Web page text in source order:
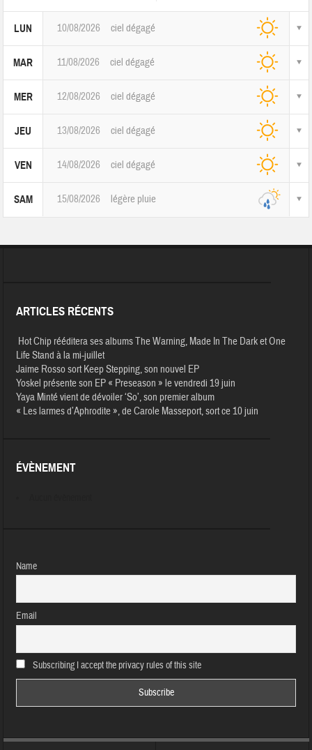
LUN 10/08/2026 ciel dégagé
MAR 11/08/2026 ciel dégagé
MER 12/08/2026 ciel dégagé
JEU 13/08/2026 ciel dégagé
VEN 14/08/2026 ciel dégagé
SAM 15/08/2026 légère pluie
ARTICLES RÉCENTS
Hot Chip rééditera ses albums The Warning, Made In The Dark et One
Life Stand à la mi-juillet
Jaime Rosso sort Keep Stepping, son nouvel EP
Yoskel présente son EP « Preseason » le vendredi 19 juin
Yaya Minté vient de dévoiler ‘So’, son premier album
« Les larmes d’Aphrodite », de Carole Masseport, sort ce 10 juin
ÉVÈNEMENT
Name
Email
Subscribing I accept the privacy rules of this site